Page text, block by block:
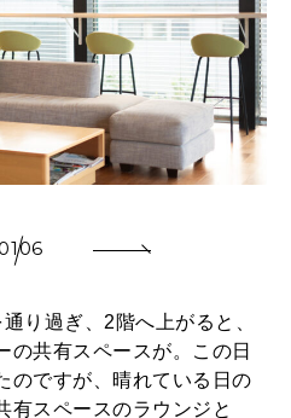
06
り過ぎ、2階へ上がると、
の共有スペースが。この日
のですが、晴れている日の
有スペースのラウンジと